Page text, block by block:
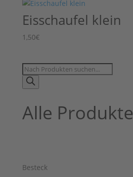
Eisschaufel klein
1,50€
Products
search
Alle Produkte
Besteck